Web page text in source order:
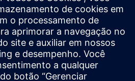
provides a collection of
graphical tools that simplify
and operations within a
project life-cycle, such as layout